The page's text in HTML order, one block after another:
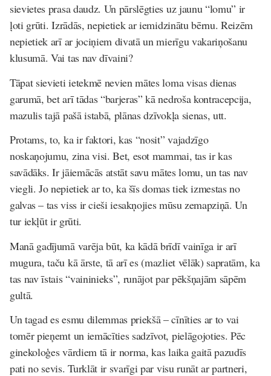
sievietes prasa daudz. Un pārslēgties uz jaunu “lomu” ir
ļoti grūti. Izrādās, nepietiek ar iemidzinātu bērnu. Reizēm
nepietiek arī ar jociņiem divatā un mierīgu vakariņošanu
klusumā. Vai tas nav dīvaini?
Tāpat sievieti ietekmē nevien mātes loma visas dienas
garumā, bet arī tādas “barjeras” kā nedroša kontracepcija,
mazulis tajā pašā istabā, plānas dzīvokļa sienas, utt.
Protams, to, ka ir faktori, kas “nosit” vajadzīgo
noskaņojumu, zina visi.Bet, esot mammai, tas ir kas
savādāks. Ir jāiemācās atstāt savu mātes lomu, un tas nav
viegli. Jo nepietiek ar to, ka šīs domas tiek izmestas no
galvas – tas viss ir cieši iesakņojies mūsu zemapziņā. Un
tur iekļūt ir grūti.
Manā gadījumā varēja būt, ka kādā brīdī vainīga ir arī
mugura, taču kā ārste, tā arī es (mazliet vēlāk) sapratām, ka
tas nav īstais “vaininieks”, runājot par pēkšņajām sāpēm
gultā.
Un tagad es esmu dilemmas priekšā – cīnīties ar to vai
tomēr pieņemt un iemācīties sadzīvot, pielāgojoties. Pēc
ginekoloģes vārdiem tā ir norma, kas laika gaitā pazudīs
pati no sevis. Turklāt ir svarīgi par visu runāt ar partneri,